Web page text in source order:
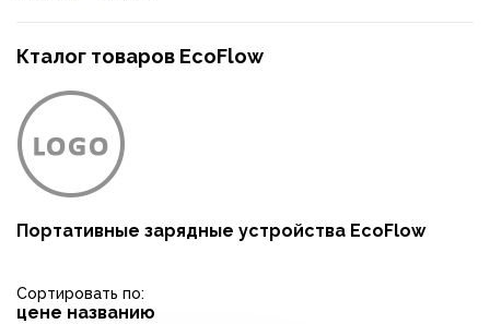
Кталог товаров EcoFlow
Портативные зарядные устройства EcoFlow
Сортировать по:
цене названию